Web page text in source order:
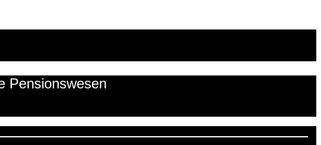
Pensionswesen